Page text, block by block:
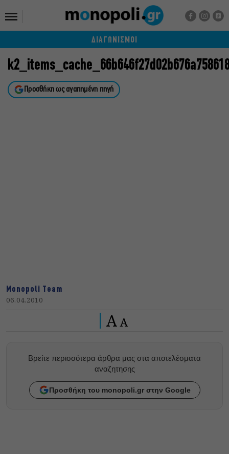
ΔΙΑΓΩΝΙΣΜΟΙ
Προσθήκη ως αγαπημένη πηγή
Monopoli Team
06.04.2010
A A
Βρείτε περισσότερα άρθρα μας στα αποτελέσματα
αναζητησης
Προσθήκη του monopoli.gr στην Google